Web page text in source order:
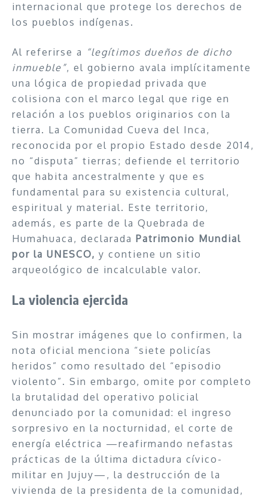
internacional que protege los derechos de
los pueblos indígenas.
Al referirse a “legítimos dueños de dicho
inmueble”, el gobierno avala implícitamente
una lógica de propiedad privada que
colisiona con el marco legal que rige en
relación a los pueblos originarios con la
tierra. La Comunidad Cueva del Inca,
reconocida por el propio Estado desde 2014,
no “disputa” tierras; defiende el territorio
que habita ancestralmente y que es
fundamental para su existencia cultural,
espiritual y material. Este territorio,
además, es parte de la Quebrada de
Humahuaca, declarada Patrimonio Mundial
por la UNESCO, y contiene un sitio
arqueológico de incalculable valor.
La violencia ejercida
Sin mostrar imágenes que lo confirmen, la
nota oficial menciona “siete policías
heridos” como resultado del “episodio
violento”. Sin embargo, omite por completo
la brutalidad del operativo policial
denunciado por la comunidad: el ingreso
sorpresivo en la nocturnidad, el corte de
energía eléctrica —reafirmando nefastas
prácticas de la última dictadura cívico-
militar en Jujuy—, la destrucción de la
vivienda de la presidenta de la comunidad,